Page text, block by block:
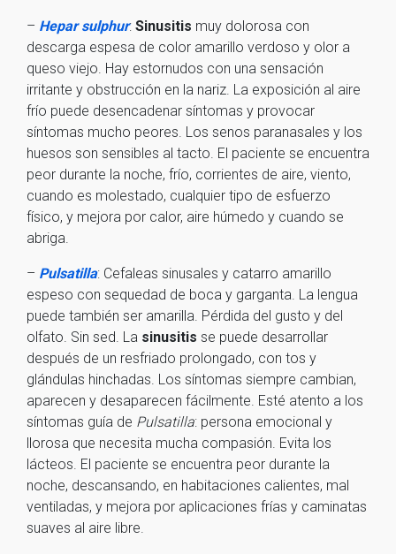
– Hepar sulphur: Sinusitis muy dolorosa con
descarga espesa de color amarillo verdoso y olor a
queso viejo. Hay estornudos con una sensación
irritante y obstrucción en la nariz. La exposición al aire
frío puede desencadenar síntomas y provocar
síntomas mucho peores. Los senos paranasales y los
huesos son sensibles al tacto. El paciente se encuentra
peor durante la noche, frío, corrientes de aire, viento,
cuando es molestado, cualquier tipo de esfuerzo
físico, y mejora por calor, aire húmedo y cuando se
abriga.
– Pulsatilla: Cefaleas sinusales y catarro amarillo
espeso con sequedad de boca y garganta. La lengua
puede también ser amarilla. Pérdida del gusto y del
olfato. Sin sed. La sinusitis se puede desarrollar
después de un resfriado prolongado, con tos y
glándulas hinchadas. Los síntomas siempre cambian,
aparecen y desaparecen fácilmente. Esté atento a los
síntomas guía de Pulsatilla: persona emocional y
llorosa que necesita mucha compasión. Evita los
lácteos. El paciente se encuentra peor durante la
noche, descansando, en habitaciones calientes, mal
ventiladas, y mejora por aplicaciones frías y caminatas
suaves al aire libre.